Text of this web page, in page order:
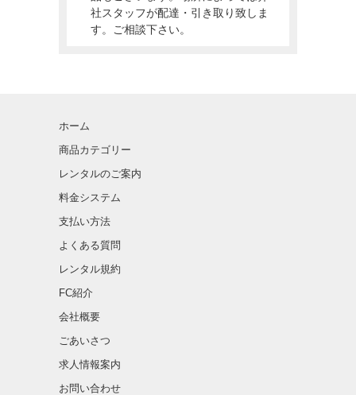
社スタッフが配達・引き取り致しま
す。ご相談下さい。
ホーム
商品カテゴリー
レンタルのご案内
料金システム
支払い方法
よくある質問
レンタル規約
FC紹介
会社概要
ごあいさつ
求人情報案内
お問い合わせ